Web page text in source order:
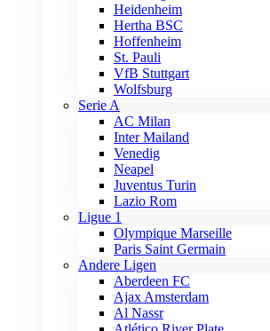
Heidenheim
Hertha BSC
Hoffenheim
St. Pauli
VfB Stuttgart
Wolfsburg
Serie A
AC Milan
Inter Mailand
Venedig
Neapel
Juventus Turin
Lazio Rom
Ligue 1
Olympique Marseille
Paris Saint Germain
Andere Ligen
Aberdeen FC
Ajax Amsterdam
Al Nassr